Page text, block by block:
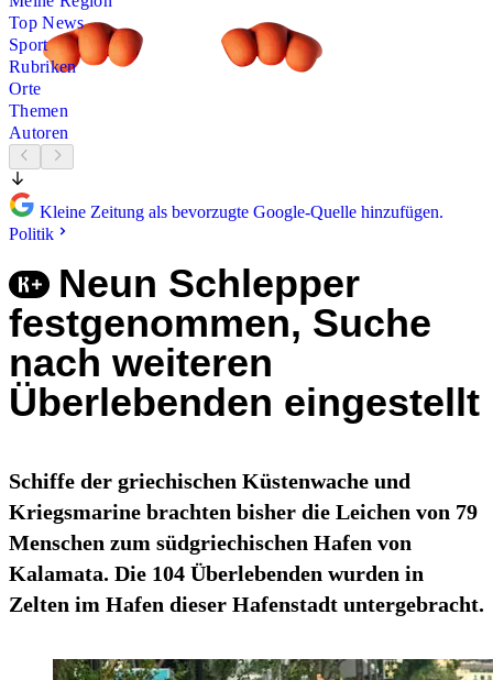
Top News
Sport
Rubriken
Orte
Themen
Autoren
Kleine Zeitung als bevorzugte Google-Quelle hinzufügen.
Politik
Neun Schlepper
festgenommen, Suche
nach weiteren
Überlebenden eingestellt
Schiffe der griechischen Küstenwache und
Kriegsmarine brachten bisher die Leichen von 79
Menschen zum südgriechischen Hafen von
Kalamata. Die 104 Überlebenden wurden in
Zelten im Hafen dieser Hafenstadt untergebracht.